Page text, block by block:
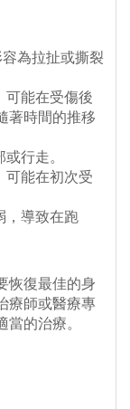
為拉扯或撕裂
可能在受傷後
著時間的推移
行走。
可能在初次受
，導致在跑
恢復最佳的身
療師或醫療專
的治療。